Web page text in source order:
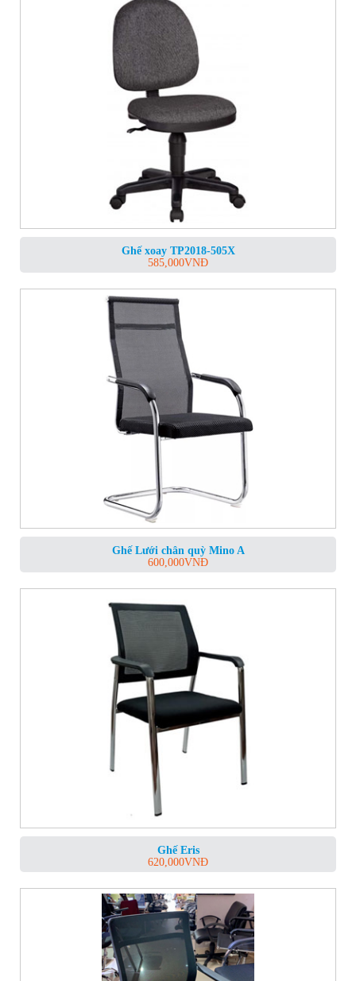
Ghế xoay TP2018-505X
585,000VNĐ
Ghế Lưới chân quỳ Mino A
600,000VNĐ
Ghế Eris
620,000VNĐ